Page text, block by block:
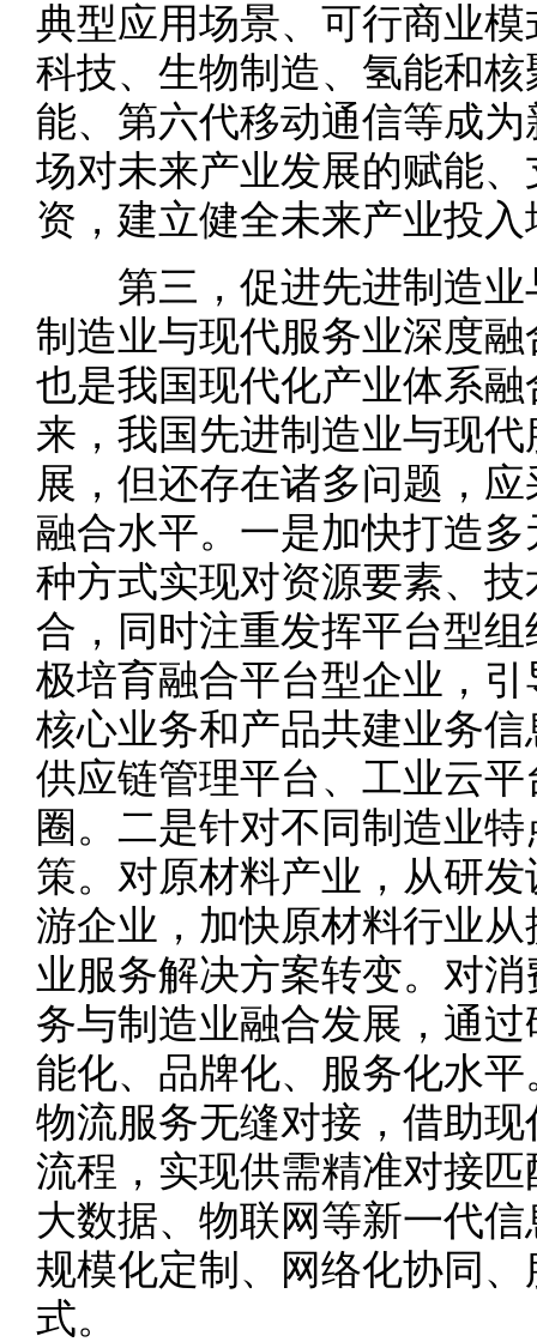
典型应用场景、可行商业
科技、生物制造、氢能和
能、第六代移动通信等成
场对未来产业发展的赋能
资，建立健全未来产业投
第三，促进先进制造业
制造业与现代服务业深度
也是我国现代化产业体系
来，我国先进制造业与现
展，但还存在诸多问题，
融合水平。一是加快打造
种方式实现对资源要素、
合，同时注重发挥平台型
极培育融合平台型企业，
核心业务和产品共建业务
供应链管理平台、工业云
圈。二是针对不同制造业
策。对原材料产业，从研
游企业，加快原材料行业
业服务解决方案转变。对
务与制造业融合发展，通
能化、品牌化、服务化水
物流服务无缝对接，借助
流程，实现供需精准对接
大数据、物联网等新一代
规模化定制、网络化协同
式。